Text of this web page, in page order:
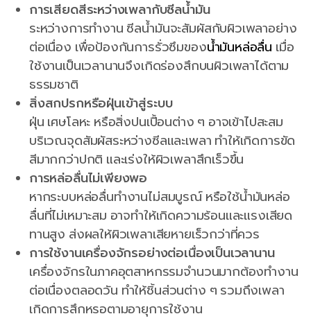
การเสียดสีระหว่างเพลากับซีลน้ำมัน
ระหว่างการทำงาน ซีลน้ำมันจะสัมผัสกับผิวเพลาอย่าง
ต่อเนื่อง เพื่อป้องกันการรั่วซึมของน้ำมันหล่อลื่น เมื่อ
ใช้งานเป็นเวลานานจึงเกิดร่องสึกบนผิวเพลาได้ตาม
ธรรมชาติ
สิ่งสกปรกหรือฝุ่นเข้าสู่ระบบ
ฝุ่น เศษโลหะ หรือสิ่งปนเปื้อนต่าง ๆ อาจเข้าไปสะสม
บริเวณจุดสัมผัสระหว่างซีลและเพลา ทำให้เกิดการขัด
สีมากกว่าปกติ และเร่งให้ผิวเพลาสึกเร็วขึ้น
การหล่อลื่นไม่เพียงพอ
หากระบบหล่อลื่นทำงานไม่สมบูรณ์ หรือใช้น้ำมันหล่อ
ลื่นที่ไม่เหมาะสม อาจทำให้เกิดความร้อนและแรงเสียด
ทานสูง ส่งผลให้ผิวเพลาเสียหายเร็วกว่าที่ควร
การใช้งานเครื่องจักรอย่างต่อเนื่องเป็นเวลานาน
เครื่องจักรในภาคอุตสาหกรรมจำนวนมากต้องทำงาน
ต่อเนื่องตลอดวัน ทำให้ชิ้นส่วนต่าง ๆ รวมถึงเพลา
เกิดการสึกหรอตามอายุการใช้งาน